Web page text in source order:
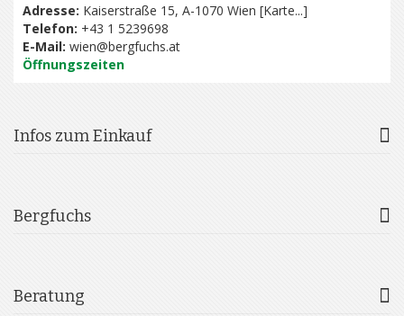
Adresse: Kaiserstraße 15, A-1070 Wien [Karte...]
Telefon: +43 1 5239698
E-Mail: wien@bergfuchs.at
Öffnungszeiten
Infos zum Einkauf
Bergfuchs
Beratung